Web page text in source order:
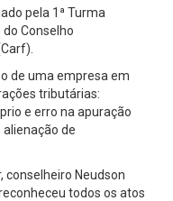
pela 1ª Turma
do Conselho
de uma empresa em
tributárias:
e erro na apuração
de
conselheiro Neudson
todos os atos